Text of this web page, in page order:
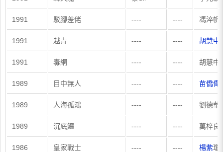
1991 駁腳差佬 ---- ---- 馮淬帆
1991 越青 ---- ---- 胡慧中
1991 毒網 ---- ---- 胡慧中
1989 目中無人 ---- ---- 苗僑偉
1989 人海孤鴻 ---- ---- 劉德華
1989 沉底鱷 ---- ---- 萬梓良
1986 皇家戰士 ---- ---- 楊紫瓊